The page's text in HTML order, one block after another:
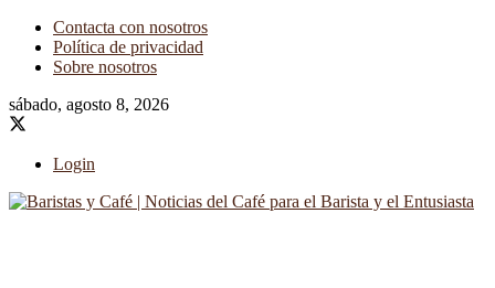
Contacta con nosotros
Política de privacidad
Sobre nosotros
sábado, agosto 8, 2026
Login